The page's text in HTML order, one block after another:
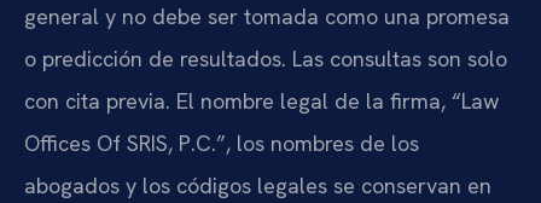
general y no debe ser tomada como una promesa
o predicción de resultados. Las consultas son solo
con cita previa. El nombre legal de la firma, “Law
Offices Of SRIS, P.C.”, los nombres de los
abogados y los códigos legales se conservan en